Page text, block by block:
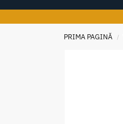
PRIMA PAGINĂ /